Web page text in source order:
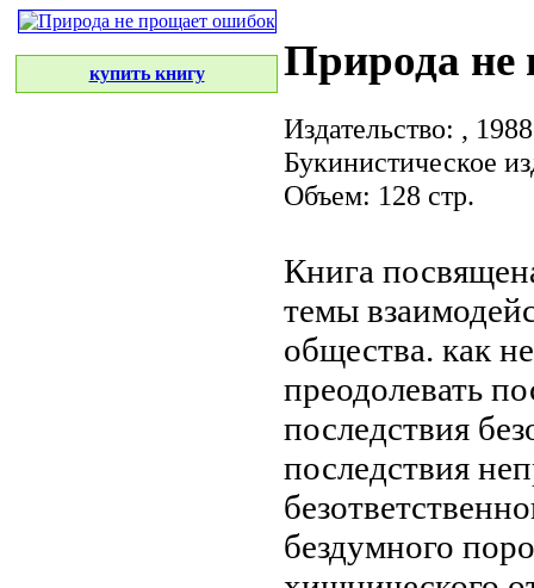
купить книгу Природа не
Издательство: ,
Букинистическое
Объем: 128 стр.
Книга
темы
общества. как
преодолевать
последствия
последствия
бездумного